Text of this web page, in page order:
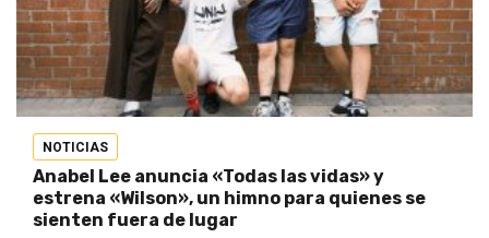
NOTICIAS
Anabel Lee anuncia «Todas las vidas» y
estrena «Wilson», un himno para quienes se
sienten fuera de lugar